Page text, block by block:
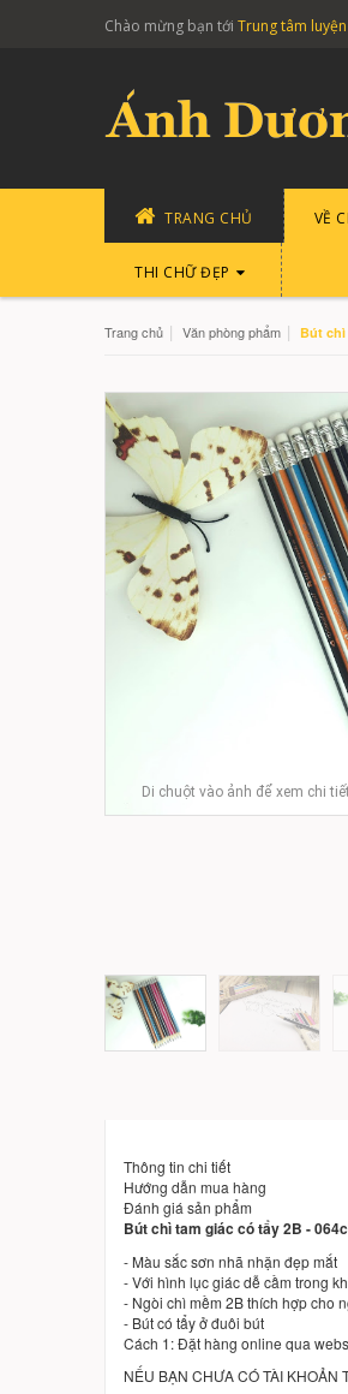
Chào mừng bạn tới Trung tâm
TRANG CHỦ VỀ
THI CHỮ ĐẸP
Trang chủ | Văn phòng phẩm | Bút chì
Di chuột vào ảnh để xem chi tiết
Thông tin chi tiết
Hướng dẫn mua hàng
Đánh giá sản phẩm
Bút chì tam giác có tẩy 2B -
- Màu sắc sơn nhã nhặn đẹp mắt
- Với hình lục giác dễ cầm trong
- Ngòi chì mềm 2B thích hợp cho
- Bút có tẩy ở đuôi bút
Cách 1: Đặt hàng online qua
NẾU BẠN CHƯA CÓ TÀI KHOẢN